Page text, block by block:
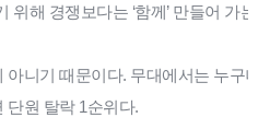
위해 경쟁보다는 ‘함께’ 만들어
아니기 때문이다. 무대에서는 누
단원 탈락 1순위다.